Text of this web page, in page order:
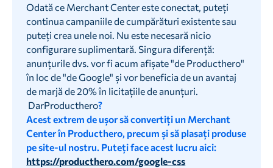
Odată ce Merchant Center este conectat, puteți
continua campaniile de cumpărături existente sau
puteți crea unele noi. Nu este necesară nicio
configurare suplimentară. Singura diferență:
anunțurile dvs. vor fi acum afișate "de Producthero"
în loc de "de Google" și vor beneficia de un avantaj
de marjă de 20% în licitațiile de anunțuri.
‍ DarProducthero?
Acest extrem de ușor să convertiți un Merchant
Center în Producthero, precum și să plasați produse
pe site-ul nostru. Puteți face acest lucru aici:
https://producthero.com/google-css